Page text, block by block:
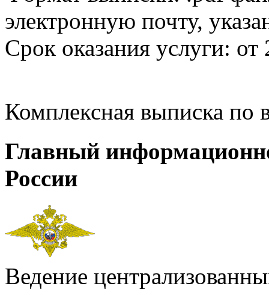
электронную почту,
Срок оказания услуги: от
Комплексная выписка
Главный
России
Ведение